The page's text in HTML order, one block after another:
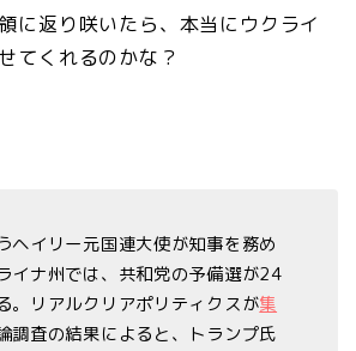
に返り咲いたら、本当にウクライ
てくれるのかな？
イリー元国連大使が知事を務め
イナ州では、共和党の予備選が24
。リアルクリアポリティクスが集
調査の結果によると、トランプ氏